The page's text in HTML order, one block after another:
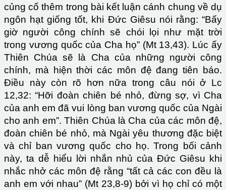
củng cố thêm trong bài kết luận cánh chung về dụ
ngôn hạt giống tốt, khi Đức Giêsu nói rằng: “Bấy
giờ người công chính sẽ chói lọi như mặt trời
trong vương quốc của Cha họ” (Mt 13,43). Lúc ấy
Thiên Chúa sẽ là Cha của những người công
chính, mà hiện thời các môn đệ đang tiên báo.
Điều này còn rõ hơn nữa trong câu nói ở Lc
12,32: “Hỡi đoàn chiên bé nhỏ, đừng sợ, vì Cha
của anh em đã vui lòng ban vương quốc của Ngài
cho anh em”. Thiên Chúa là Cha của các môn đệ,
đoàn chiên bé nhỏ, mà Ngài yêu thương đặc biệt
và chỉ ban vương quốc cho họ. Trong bối cảnh
này, ta dễ hiểu lời nhắn nhủ của Đức Giêsu khi
nhắc nhở các môn đệ rằng “tất cả các con đều là
anh em với nhau” (Mt 23,8-9) bởi vì họ chỉ có một